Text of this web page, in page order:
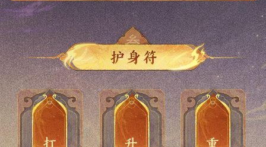
女鬼
铭心刻骨·珍藏：
处于魅惑状态的单位受到的控制
效果不能被澄霜解除;
铭心刻骨·无价：
在女鬼自身行动后，处于魅惑状
态的单位将额外受到该回合内已
受伤害的10%。每300点根骨与敏
捷提高1%比例，最多造成根骨或
敏捷加点*200伤害，自身每点根
骨与敏捷即有提升。
女人
见血封喉·把玩：
增加自身10%的加强毒属性;
见血封喉·珍藏：
提高毒发上限5%。每300点根骨
提高1%比例，每增加1点根骨既有
提升;
见血封喉·无价：
下回合毒发时，直接结算剩余毒
发伤害的60%，但中毒状态只能
持续2回合。每100点根骨增加自
身3%结算比例，每增加1点根骨即
有提升。
10%，每有一个敌方单位过敏序
后，减少1/3的伤害增强效果。每
85点敏捷增加1%伤害增强效果，
每增加1点敏捷即有提升。无价效
果仅PVE生效。
【秋桑】：采深秋落木寒霜，秋意肃杀，震慑九州风雷。
女魔
落木萧萧·把玩：
增加自身15%的加强加防属性；
落木萧萧·珍藏：
对被盘上的单位，再次加盘会提
升8%加强加防，最多叠加1次。每
200点根骨额外提升1%加强加
防，最多提升16%，每增加1点根
20%;
生生不息·无价：
每次出手根据命中的单位敏序，
依次提升仙法鬼火忽视属性，每
个单位依次提升5%，单法提升
25%，每150点敏捷，灵性或根骨
(三者可叠加)提升1%忽视值。每
个单位增加的忽视值最多不超过
50%。
云淡风轻·珍藏：
提升自身仙法鬼火物理抗暴率
10%;
云淡风轻·无价：
受到仙法、鬼火与龙法狂暴后，2
回合内每次受伤将临时降低伤害
来源的仙法、鬼火与物理狂暴效
果10%，每150点根骨提升1%效
果，每增加1点根骨即有提升。
通用
阴阳化生·把玩：
提升自身2.5%封混睡忘抗性上限;
阴阳化生·珍藏：
使自身五行属性初始变为各20;
阴阳化生·无价：
受到人物仙法鬼火，毒，龙法，
撼山啸月伤害后，2回合内每次受
伤临时降低伤害来源的最高强力
克的30%。
通用
掠影浮光·把玩：
提升自身2.5%封混睡忘抗性上限;
掠影浮光·珍藏：
被敌方的普攻命中后，临时提升
自身15%躲闪率，持续2回合;
掠影浮光·无价：
受到来自敌方人物单位的物理伤
害时，每次会额外叠加3%躲闪率
(包括连击)，持续2回合。
【破军】：聚万军肃杀之气，向死而生，回光处再战苍穹。
通用
回光返照·把玩：
提升自身2.5%封混睡忘抗性上限;
回光返照·珍藏：
回合开始前若自身处于倒地状态
且未处于控制状态，则使用施法
指令后，出手前将有10%概率恢
复5%气血，并释放法术，每场战
斗最多只能触发1次且仅前15回合
可以触发;(仅PVP生效)
回光返照·无价：
回合开始前若自身处于倒地状态